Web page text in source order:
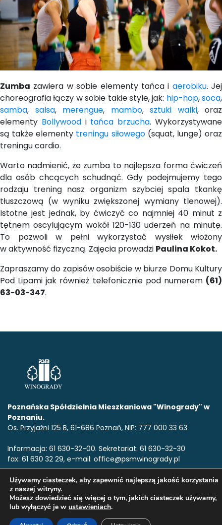
Zumba zawiera w sobie elementy tańca i aerobiku. Jej
choreografia łączy w sobie takie style, jak: hip-hop,soca,
samba, salsa, merengue, mambo, sztuki walki, oraz
elementy Bollywoodi tańca brzucha. Wykorzystywane
są także elementy treningu siłowego(squat, lunge) oraz
treningu cardio.
Warto nadmienić, że zumba to najlepsza forma ćwiczeń
dla osób chcących schudnąć. Gdy podejmujemy tego
rodzaju trening nasz organizm szybciej spala tkankę
tłuszczową (w wyniku zwiększonej wymiany tlenowej).
Istotne jest jednak, by ćwiczyć co najmniej 40 minut z
tętnem oscylującym wokół 120-130 uderzeń na minutę.
To pozwoli w pełni wykorzystać wysiłek włożony
w aktywność fizyczną. Zajęcia prowadzi Paulina Kokot.
Zapraszamy do zapisów osobiście w biurze Domu Kultury
Pod Lipami jak również telefonicznie pod numerem (61)
63-03-347.
Poznańska Spółdzielnia Mieszkaniowa "Winogrady" w
Poznaniu.
Os. Przyjaźni 125 B, 61-686 Poznań, NIP: 777 000 33 63
Informacja: 61 630-32-00. Sekretariat: 61 630-32-30
fax: 61 630 32 29, e-mail: office@psmwinogrady.pl
www.psmwinogrady.pl
zastrzeżone.All rights reserved.
Używamy ciasteczek, aby zapewnić najlepszą jakość korzystania
z naszej witryny.
Możesz dowiedzieć się więcej o tym, jakich ciasteczek używamy,
lub wyłączyć je w ustawieniach.